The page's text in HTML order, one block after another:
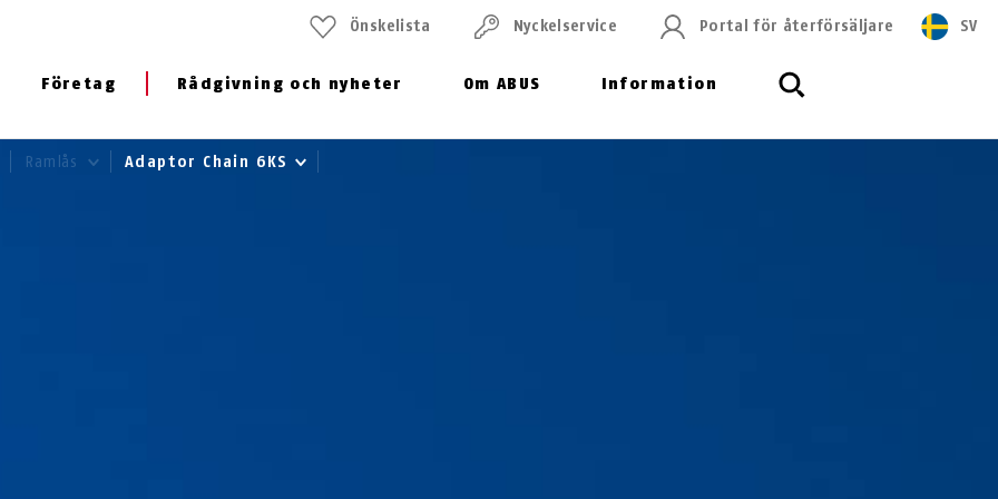
Företag Rådgivning och nyheter Om ABUS Information
Önskelista Nyckelservice Portal för återförsäljare SV
Ramlås Adaptor Chain 6KS